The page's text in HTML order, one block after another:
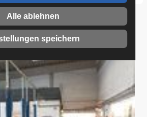
Alle ablehnen
speichern